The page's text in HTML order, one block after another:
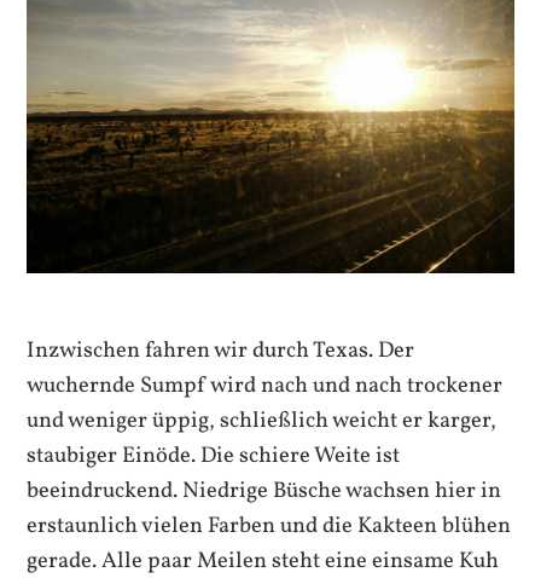
Inzwischen fahren wir durch Texas. Der
wuchernde Sumpf wird nach und nach trockener
und weniger üppig, schließlich weicht er karger,
staubiger Einöde. Die schiere Weite ist
beeindruckend. Niedrige Büsche wachsen hier in
erstaunlich vielen Farben und die Kakteen blühen
gerade. Alle paar Meilen steht eine einsame Kuh